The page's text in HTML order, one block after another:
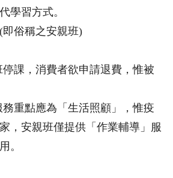
學習方式。
俗稱之安親班)
課，消費者欲申請退費，惟被
重點應為「生活照顧」，惟疫
，安親班僅提供「作業輔導」服
。